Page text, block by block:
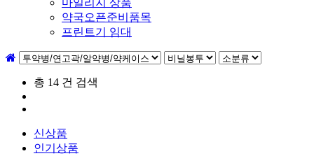
마일리지 상품
약국오픈준비품목
프린트기 임대
총 14 건 검색
신상품
인기상품